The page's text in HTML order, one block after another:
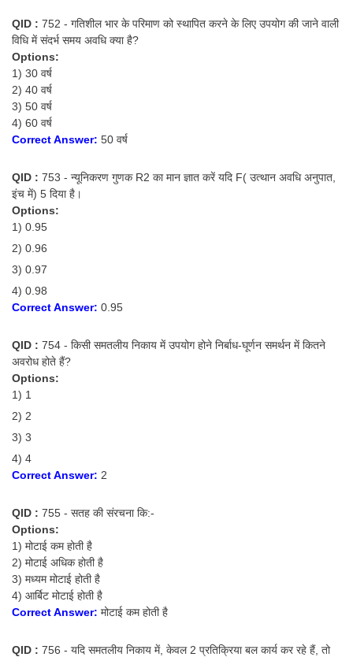
QID : 752 - गतिशील भार के परिमाण को स्थापित करने के लिए उपयोग की जाने वाली
विधि में संदर्भ समय अवधि क्या है?
Options:
1) 30 वर्ष
2) 40 वर्ष
3) 50 वर्ष
4) 60 वर्ष
Correct Answer: 50 वर्ष
QID : 753 - न्यूनिकरण गुणक R2 का मान ज्ञात करें यदि F( उत्थान अवधि अनुपात,
इंच में) 5 दिया है।
Options:
1) 0.95
2) 0.96
3) 0.97
4) 0.98
Correct Answer: 0.95
QID : 754 - किसी समतलीय निकाय में उपयोग होने निर्बाध-घूर्णन समर्थन में कितने
अवरोध होते हैं?
Options:
1) 1
2) 2
3) 3
4) 4
Correct Answer: 2
QID : 755 - सतह की संरचना कि:-
Options:
1) मोटाई कम होती है
2) मोटाई अधिक होती है
3) मध्यम मोटाई होती है
4) आर्बिट मोटाई होती है
Correct Answer: मोटाई कम होती है
QID : 756 - यदि समतलीय निकाय में, केवल 2 प्रतिक्रिया बल कार्य कर रहे हैं, तो